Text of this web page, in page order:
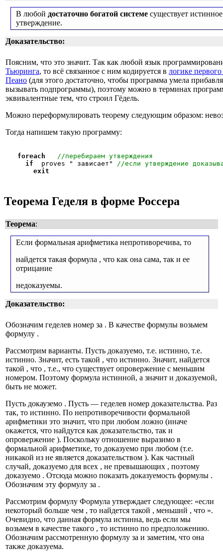
В любой достаточно богатой системе существует
утверждение.
Доказательство:
Поясним, что это значит. Так как любой язык
Тьюринга, то всё связанное с ним кодируется в логике
Пеано (для этого достаточно, чтобы программа умела
вызывать подпрограммы), поэтому можно в терминах
эквивалентные тем, что строил Гёдель.
Можно переформулировать теорему следующим образом:
Тогда напишем такую программу:
foreach
//перебираем утверждения
if
proves " зависает"
//если утверждение
exit
Теорема Геделя в форме Россера
Теорема:
Если формальная арифметика непротиворечива, то
найдется такая формула , что как она сама, так и ее
отрицание
недоказуемы.
Доказательство:
Обозначим геделев номер за . В качестве формулы возьмем
формулу .
Рассмотрим варианты. Пусть доказуемо, т.е. истинно, т.е.
истинно. Значит, есть такой , что истинно. Значит, найдется
такой , что , т.е., что существует опровержение с меньшим
номером. Поэтому формула истинной, а значит и доказуемой,
быть не может.
Пусть докауземо . Пусть — геделев номер доказательства. Раз
так, то истинно. По непротиворечивости формальной
арифметики это значит, что при любом ложно (иначе
окажется, что найдутся как доказательство, так и
опровержение ). Поскольку отношение выразимо в
формальной арифметике, то доказуемо при любом (т.е.
никакой из не является доказательством ). Как частный
случай, доказуемо для всех , не превышающих , поэтому
доказуемо . Отсюда можно показать доказуемость формулы .
Обозначим эту формулу за .
Рассмотрим формулу Формула утверждает следующее: «если
некоторый больше чем , то найдется такой , меньший , что ».
Очевидно, что данная формула истинна, ведь если мы
возьмем в качестве такого , то истинно по предположению.
Обозначим рассмотренную формулу за и заметим, что она
также доказуема.